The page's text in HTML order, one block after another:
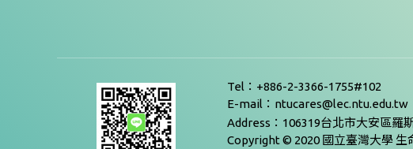
Tel：+886-2-3366-1755#102
E-mail：ntucares@lec.ntu.edu.tw
Address：106319台北市大安區羅
Copyright © 2020 國立臺灣大學